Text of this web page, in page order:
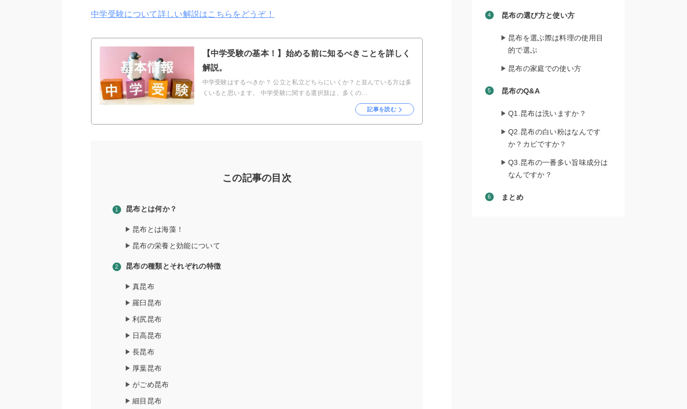
中学受験について詳しい解説はこちらをどうぞ！
【中学受験の基本！】始める前に知るべきことを詳しく
解説。
中学受験はするべきか？ 公立と私立どちらにいくか？と並んでいる方は多
くいると思います。 中学受験に関する選択肢は、多くの…
記事を読む
この記事の目次
昆布とは何か？
昆布とは海藻！
昆布の栄養と効能について
昆布の種類とそれぞれの特徴
真昆布
羅臼昆布
利尻昆布
日高昆布
長昆布
厚葉昆布
がごめ昆布
細目昆布
昆布の選び方と使い方
昆布を選ぶ際は料理の使用目
的で選ぶ
昆布の家庭での使い方
昆布のQ&A
Q1.昆布は洗いますか？
Q2.昆布の白い粉はなんです
か？カビですか？
Q3.昆布の一番多い旨味成分は
なんですか？
まとめ